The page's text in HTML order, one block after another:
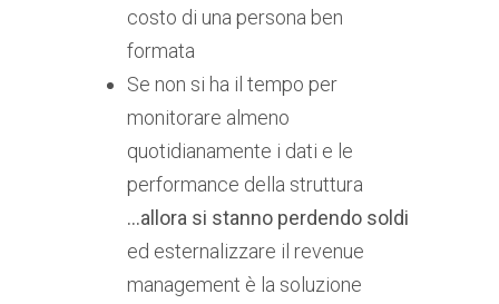
costo di una persona ben
formata
Se non si ha il tempo per
monitorare almeno
quotidianamente i dati e le
performance della struttura
…allora si stanno perdendo soldi
ed esternalizzare il revenue
management è la soluzione